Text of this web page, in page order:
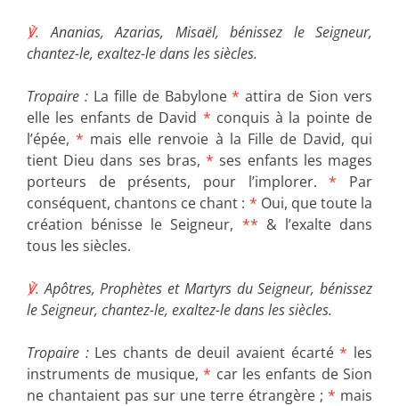
℣. Ananias, Azarias, Misaël, bénissez le Seigneur,
chantez-le, exaltez-le dans les siècles.
Tropaire : La fille de Babylone* attira de Sion vers
elle les enfants de David * conquis à la pointe de
l’épée,* mais elle renvoie à la Fille de David, qui
tient Dieu dans ses bras,* ses enfants les mages
porteurs de présents, pour l’implorer.* Par
conséquent, chantons ce chant : * Oui, que toute la
création bénisse le Seigneur, ** & l’exalte dans
tous les siècles.
℣. Apôtres, Prophètes et Martyrs du Seigneur, bénissez
le Seigneur, chantez-le, exaltez-le dans les siècles.
Tropaire : Les chants de deuil avaient écarté* les
instruments de musique,* car les enfants de Sion
ne chantaient pas sur une terre étrangère ; * mais